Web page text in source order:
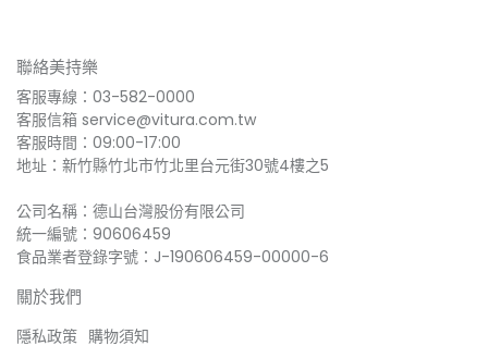
聯絡美持樂
客服專線：03-582-0000
客服信箱 service@vitura.com.tw
客服時間：09:00-17:00
地址：新竹縣竹北市竹北里台元街30號4樓之5
公司名稱：德山台灣股份有限公司
統一編號：90606459
食品業者登錄字號：J-190606459-00000-6
關於我們
隱私政策 購物須知